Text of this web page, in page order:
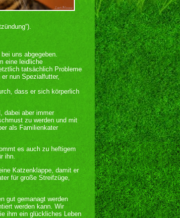
uns abgegeben.
eine leidliche
tatsächlich Probleme
nun Spezialfutter,
dass er sich körperlich
dabei aber immer
zu werden und mit
als Familienkater
es auch zu heftigem
ihn.
Katzenklappe, damit er
für große Streifzüge,
gut gemanagt werden
werden kann. Wir
ihm ein glückliches Leben